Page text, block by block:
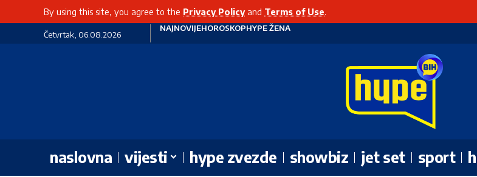
By using this site, you agree to the Privacy Policyand Terms of Use.
Četvrtak, 06.08.2026
NAJNOVIJEHOROSKOPHYPE ŽENA
naslovna vijesti hype zvezde showbiz jet set sport